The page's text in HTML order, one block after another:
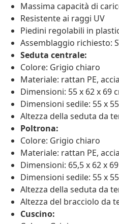
Massima capacità di
Resistente ai raggi UV
Piedini regolabili in
Assemblaggio richiesto:
Seduta centrale:
Colore: Grigio chiaro
Materiale: rattan PE,
Dimensioni: 55 x 62 x 69
Dimensioni sedile: 55 x
Altezza della seduta da
Poltrona:
Colore: Grigio chiaro
Materiale: rattan PE,
Dimensioni: 65,5 x 62 x
Dimensioni sedile: 55 x
Altezza della seduta da
Altezza del bracciolo da
Cuscino: